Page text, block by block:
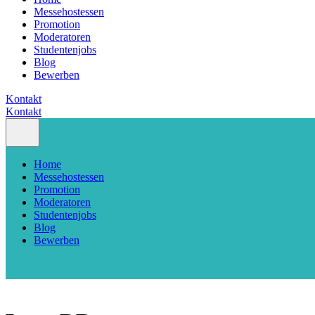
Messehostessen
Promotion
Moderatoren
Studentenjobs
Blog
Bewerben
Kontakt
Kontakt
Home
Messehostessen
Promotion
Moderatoren
Studentenjobs
Blog
Bewerben